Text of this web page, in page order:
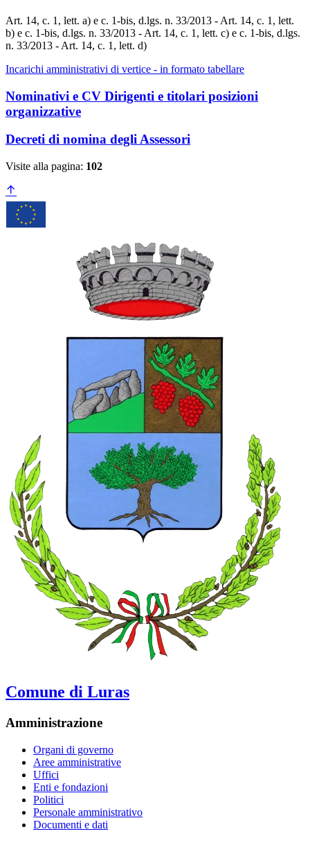
Art. 14, c. 1, lett. a) e c. 1-bis, d.lgs. n. 33/2013 - Art. 14, c. 1, lett.
b) e c. 1-bis, d.lgs. n. 33/2013 - Art. 14, c. 1, lett. c) e c. 1-bis, d.lgs.
n. 33/2013 - Art. 14, c. 1, lett. d)
Incarichi amministrativi di vertice - in formato tabellare
Nominativi e CV Dirigenti e titolari posizioni
organizzative
Decreti di nomina degli Assessori
Visite alla pagina: 102
Comune di Luras
Amministrazione
Organi di governo
Aree amministrative
Uffici
Enti e fondazioni
Politici
Personale amministrativo
Documenti e dati